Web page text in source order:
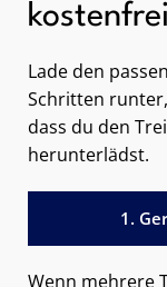
Lade den
Schritten
dass du den
herunterlädst.
1.
Wenn mehrere